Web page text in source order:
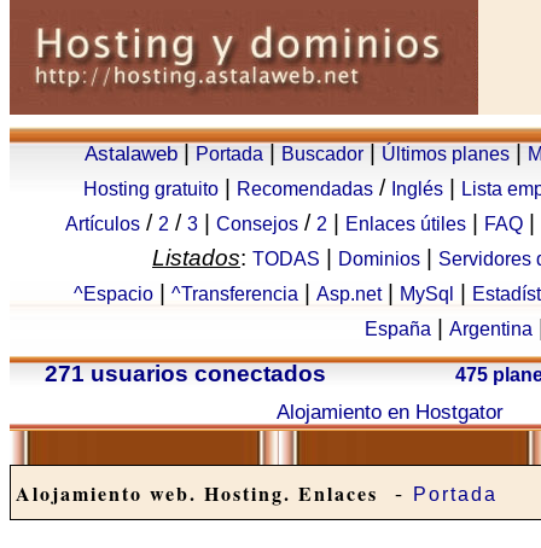
Astalaweb Portada Buscador Últimos planes
Hosting gratuito
Recomendadas / Inglés
Lista
Artículos / 2 / 3 Consejos / 2 Enlaces útiles FAQ
Listados: TODAS Dominios
Servidores
^Espacio
^Transferencia Asp.net| MySql
España
Argentina
271 usuarios conectados
475
Alojamiento en Hostgator
Alojamiento web. Hosting. Enlaces - Portada